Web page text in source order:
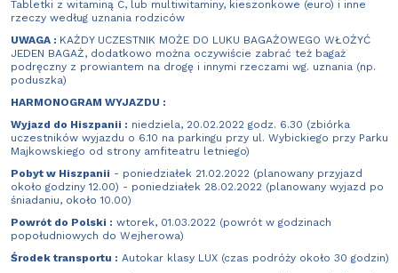
Tabletki z witaminą C, lub multiwitaminy, kieszonkowe (euro) i inne
rzeczy według uznania rodziców
UWAGA : KAŻDY UCZESTNIK MOŻE DO LUKU BAGAŻOWEGO WŁOŻYĆ
JEDEN BAGAŻ, dodatkowo można oczywiście zabrać też bagaż
podręczny z prowiantem na drogę i innymi rzeczami wg. uznania (np.
poduszka)
HARMONOGRAM WYJAZDU :
Wyjazd do Hiszpanii : niedziela, 20.02.2022 godz. 6.30 (zbiórka
uczestników wyjazdu o 6.10 na parkingu przy ul. Wybickiego przy Parku
Majkowskiego od strony amfiteatru letniego)
Pobyt w Hiszpanii - poniedziałek 21.02.2022 (planowany przyjazd
około godziny 12.00) - poniedziałek 28.02.2022 (planowany wyjazd po
śniadaniu, około 10.00)
Powrót do Polski : wtorek, 01.03.2022 (powrót w godzinach
popołudniowych do Wejherowa)
Środek transportu : Autokar klasy LUX (czas podróży około 30 godzin)